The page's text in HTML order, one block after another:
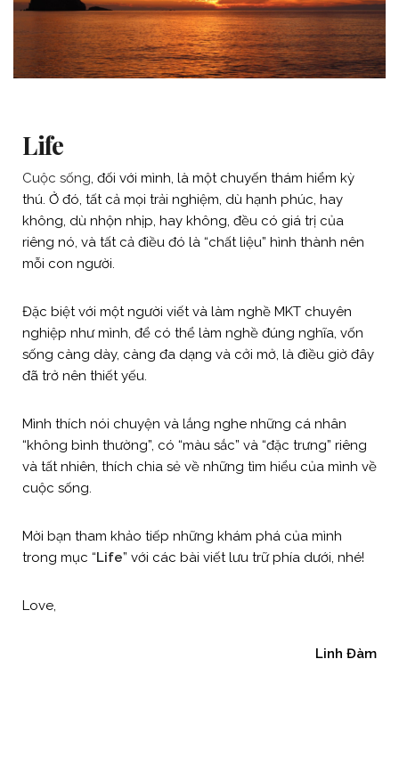
Life
Cuộc sống, đối với mình, là một chuyến thám hiểm kỳ
thú. Ở đó, tất cả mọi trải nghiệm, dù hạnh phúc, hay
không, dù nhộn nhịp, hay không, đều có giá trị của
riêng nó, và tất cả điều đó là “chất liệu” hình thành nên
mỗi con người.
Đặc biệt với một người viết và làm nghề MKT chuyên
nghiệp như mình, để có thể làm nghề đúng nghĩa, vốn
sống càng dày, càng đa dạng và cởi mở, là điều giờ đây
đã trở nên thiết yếu.
Mình thích nói chuyện và lắng nghe những cá nhân
“không bình thường”, có “màu sắc” và “đặc trưng” riêng
và tất nhiên, thích chia sẻ về những tìm hiểu của mình về
cuộc sống.
Mời bạn tham khảo tiếp những khám phá của mình
trong mục “Life” với các bài viết lưu trữ phía dưới, nhé!
Love,
Linh Đàm